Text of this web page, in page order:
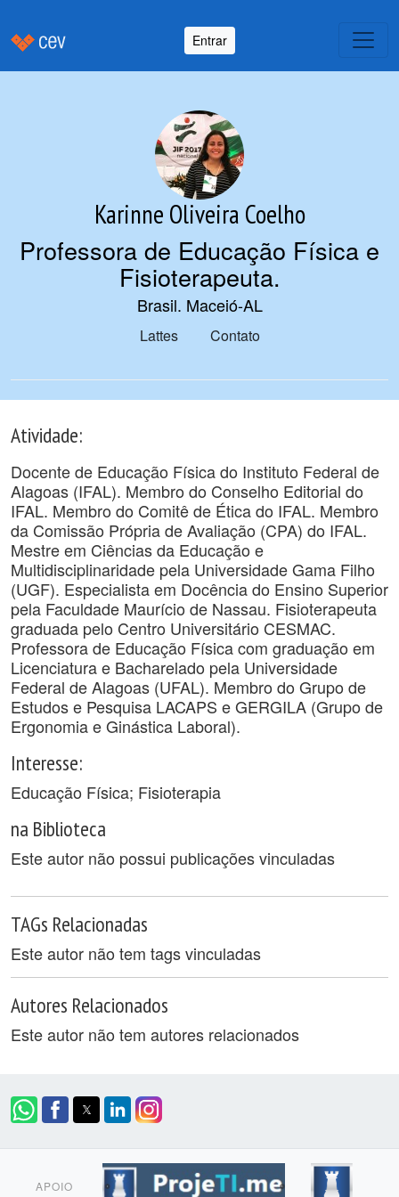
Entrar
Karinne Oliveira Coelho
Professora de Educação Física e
Fisioterapeuta.
Brasil. Maceió-AL
Lattes Contato
Atividade:
Docente de Educação Física do Instituto Federal de
Alagoas (IFAL). Membro do Conselho Editorial do
IFAL. Membro do Comitê de Ética do IFAL. Membro
da Comissão Própria de Avaliação (CPA) do IFAL.
Mestre em Ciências da Educação e
Multidisciplinaridade pela Universidade Gama Filho
(UGF). Especialista em Docência do Ensino Superior
pela Faculdade Maurício de Nassau. Fisioterapeuta
graduada pelo Centro Universitário CESMAC.
Professora de Educação Física com graduação em
Licenciatura e Bacharelado pela Universidade
Federal de Alagoas (UFAL). Membro do Grupo de
Estudos e Pesquisa LACAPS e GERGILA (Grupo de
Ergonomia e Ginástica Laboral).
Interesse:
Educação Física; Fisioterapia
na Biblioteca
Este autor não possui publicações vinculadas
TAGs Relacionadas
Este autor não tem tags vinculadas
Autores Relacionados
Este autor não tem autores relacionados
APOIO